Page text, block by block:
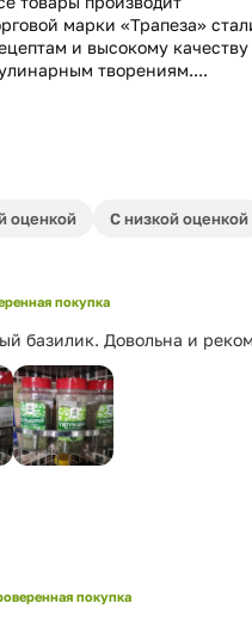
марки «Трапеза»
и высокому качеству
творениям....
оценкой С низкой оценкой
покупка
базилик. Довольна и
покупка